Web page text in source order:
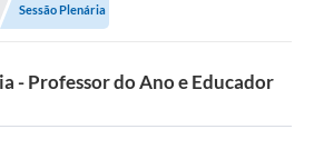
Sessão Plenária
- Professor do Ano e Educador